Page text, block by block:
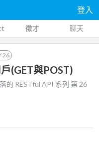
登入
徵才 聊天
26
(GET與POST)
的 RESTful API 系列 第26